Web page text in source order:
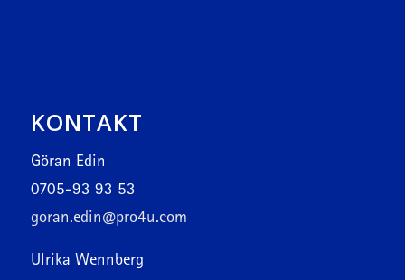
KONTAKT
Göran Edin
0705-93 93 53
goran.edin@pro4u.com
Ulrika Wennberg